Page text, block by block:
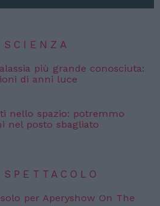
più grande conosciuta:
di anni luce
nello spazio: potremmo
nel posto sbagliato
per Aperyshow On The